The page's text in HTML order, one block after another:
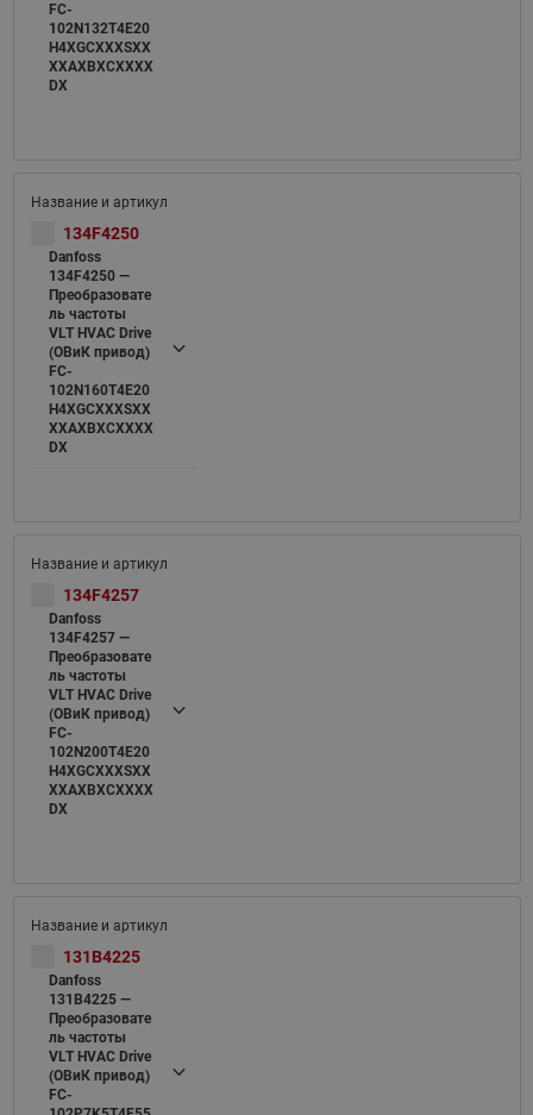
FC-
102N132T4E20
H4XGCXXXSXX
XXAXBXCXXXX
DX
134F4250
Danfoss
134F4250 —
Преобразовате
ль частоты
VLT HVAC Drive
(ОВиК привод)
FC-
102N160T4E20
H4XGCXXXSXX
XXAXBXCXXXX
DX
134F4257
Danfoss
134F4257 —
Преобразовате
ль частоты
VLT HVAC Drive
(ОВиК привод)
FC-
102N200T4E20
H4XGCXXXSXX
XXAXBXCXXXX
DX
131B4225
Danfoss
131B4225 —
Преобразовате
ль частоты
VLT HVAC Drive
(ОВиК привод)
FC-